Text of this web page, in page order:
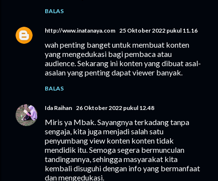
BALAS
http://www.inatanaya.com 25 Oktober 2022 pukul 11.16
wah penting banget untuk membuat konten
yang mengedukasi bagi pembaca atau
audience. Sekarang ini konten yang dibuat asal-
asalan yang penting dapat viewer banyak.
BALAS
Ida Raihan 26 Oktober 2022 pukul 12.48
Miris ya Mbak. Sayangnya terkadang tanpa
sengaja, kita juga menjadi salah satu
penyumbang view konten konten tidak
mendidik itu. Semoga segera bermunculan
tandingannya, sehingga masyarakat kita
kembali disuguhi dengan info yang bermanfaat
dan mengedukasi.